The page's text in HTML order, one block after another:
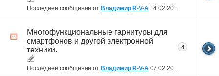
Последнее сообщение от Владимир R-V-A 14.02.2021
Многофункциональные гарнитуры для
смартфонов и другой электронной
техники.
Последнее сообщение от Владимир R-V-A 07.02.2021
4